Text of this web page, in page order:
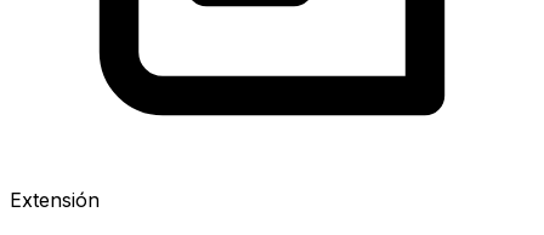
Extensión